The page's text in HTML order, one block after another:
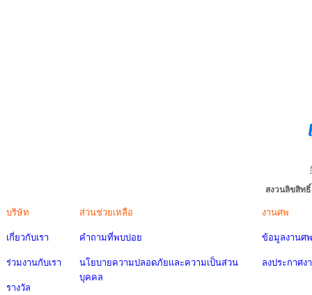
สงวนลิขสิท
บริษัท
เกี่ยวกับเรา
ร่วมงานกับเรา
รางวัล
ส่วนช่วยเหลือ
คำถามที่พบบ่อย
นโยบายความปลอดภัยและความเป็นส่วน
บุคคล
งานศพ
ข้อมูลงานศพ
ลงประกาศง